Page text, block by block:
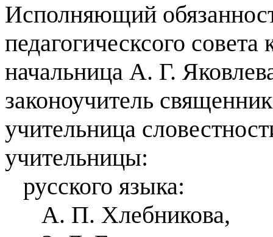
Исполняющий
педагогическсого
начальница А. Г.
законоучитель
учительница
учительницы:
русского языка:
А. П. Хлебникова,